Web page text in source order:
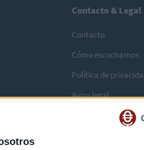
Contacto & Legal
Contacto
Cómo escucharnos
Política de
Aviso legal